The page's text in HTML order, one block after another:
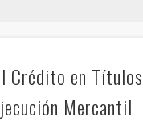
Crédito en
Mercantil